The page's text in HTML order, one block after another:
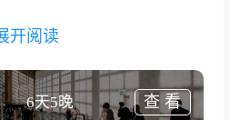
布局。越南胡志明美容及
索行业内各个领域的最新
化的平台，将为参展商和
开阅读
6天5晚 查 看